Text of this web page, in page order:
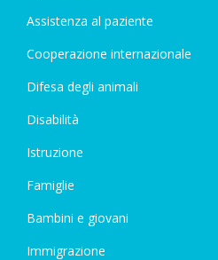
Assistenza al paziente
Cooperazione internazionale
Difesa degli animali
Disabilità
Istruzione
Famiglie
Bambini e giovani
Immigrazione